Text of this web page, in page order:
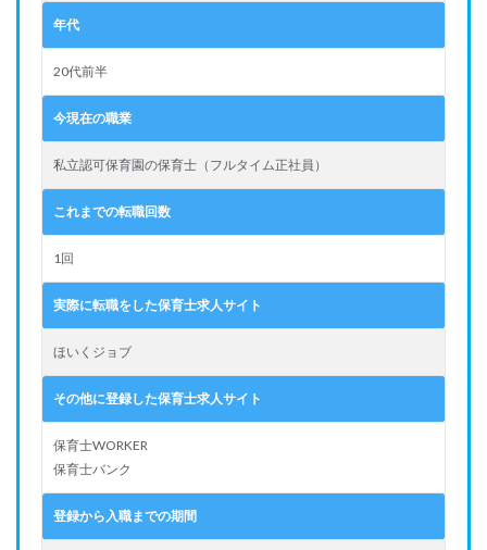
年代
20代前半
今現在の職業
私立認可保育園の保育士（フルタイム正社員）
これまでの転職回数
1回
実際に転職をした保育士求人サイト
ほいくジョブ
その他に登録した保育士求人サイト
保育士WORKER
保育士バンク
登録から入職までの期間